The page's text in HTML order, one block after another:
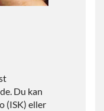
Du kan
(ISK) eller